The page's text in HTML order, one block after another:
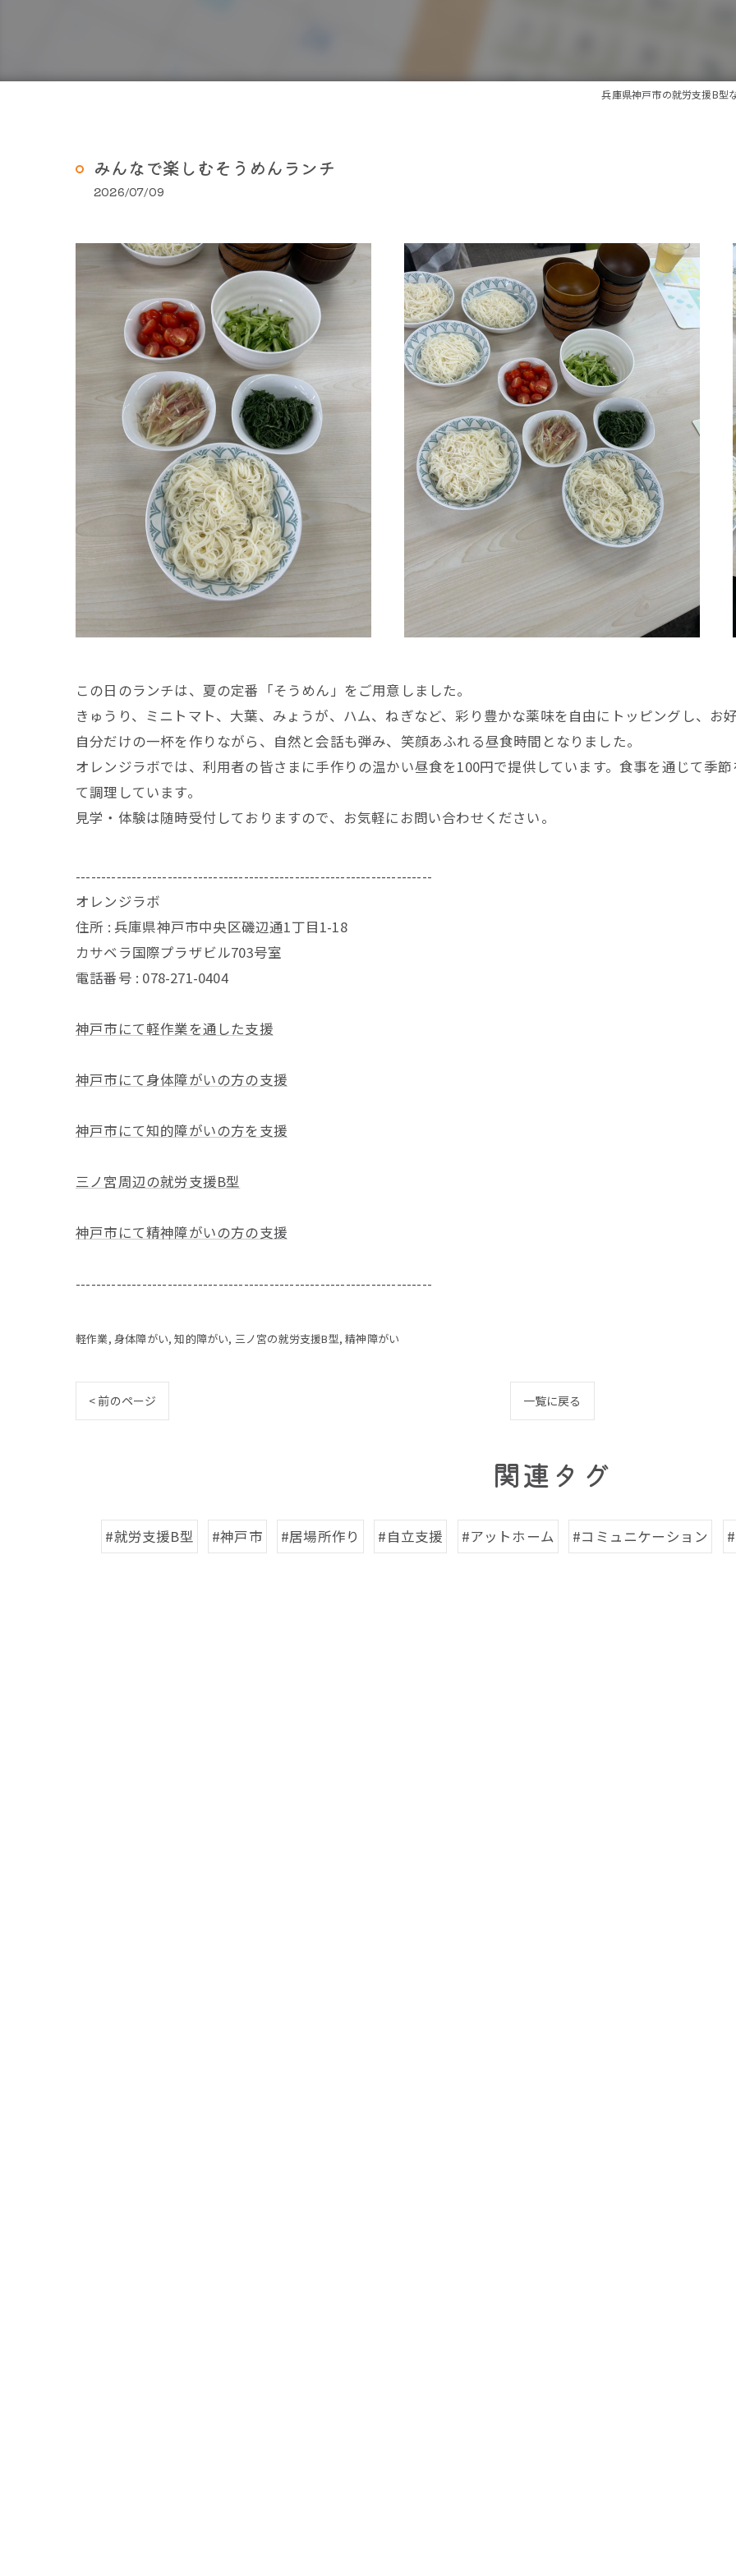
兵庫県神戸市の就労支援B型
みんなで楽しむそうめんランチ
2026/07/09
この日のランチは、夏の定番「そうめん」をご用意しました。
きゅうり、ミニトマト、大葉、みょうが、ハム、ねぎなど、彩り豊かな薬味を自由にトッピングし、お
自分だけの一杯を作りながら、自然と会話も弾み、笑顔あふれる昼食時間となりました。
オレンジラボでは、利用者の皆さまに手作りの温かい昼食を100円で提供しています。食事を通じて季
て調理しています。
見学・体験は随時受付しておりますので、お気軽にお問い合わせください。
----------------------------------------------------------------------
オレンジラボ
住所 : 兵庫県神戸市中央区磯辺通1丁目1-18
カサベラ国際プラザビル703号室
電話番号 : 078-271-0404
神戸市にて軽作業を通した支援
神戸市にて身体障がいの方の支援
神戸市にて知的障がいの方を支援
三ノ宮周辺の就労支援B型
神戸市にて精神障がいの方の支援
----------------------------------------------------------------------
軽作業 身体障がい 知的障がい 三ノ宮の就労支援B型 精神障がい
< 前のページ 一覧に戻る
関連タグ
#就労支援B型 #神戸市 #居場所作り #自立支援 #アットホーム #コミュニケーション